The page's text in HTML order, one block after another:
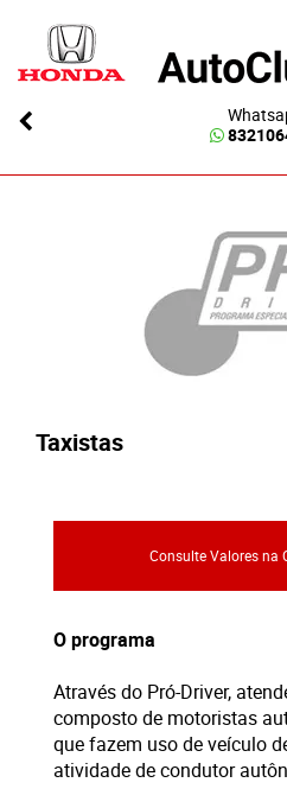
Taxistas
Consulte Valores na
O programa
Através do Pró-Driver,
composto de motoristas
que fazem uso de veículo
atividade de condutor